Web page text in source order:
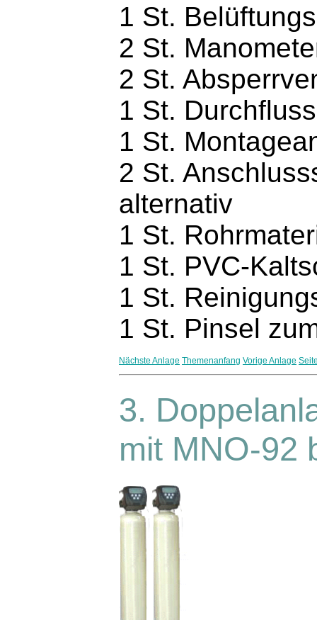
1 St.
2 St.
2 St.
1 St.
1 St.
2 St.
alternativ
1 St.
1 St. PVC-
1 St.
1 St. Pinsel
Nächste Anlage Themenanfang Vorige Anlage
3.
mit MNO-92